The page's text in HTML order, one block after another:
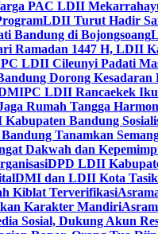
PAC LDII
LDII Turut Hadir
Bandung di Bojongsoang
Ramadan 1447 H, LDII
LDII Cileunyi Padati
Dorong Kesadaran
PC LDII Rancaekek
Rumah Tangga
Bandung
Tanamkan
Dakwah dan
DPD LDII
DMI dan LDII Kota
Kiblat Terverifikasi
Karakter Mandiri
Sosial, Dukung Akun